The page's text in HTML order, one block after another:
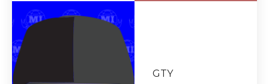
GTY